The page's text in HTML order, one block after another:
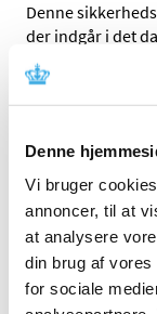
Denne
Vi bruger
annoncer, til at
at analysere
din brug af
for sociale
Denne
der indgår i det
COVID-19:
af
13. december 2022
begrænsede